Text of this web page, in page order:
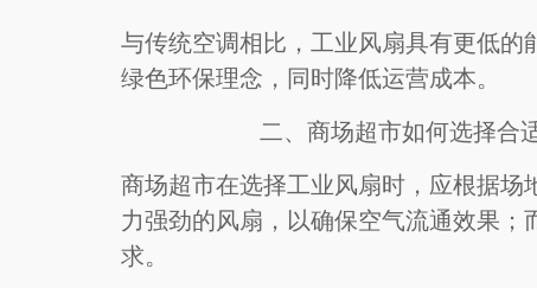
与传统空调相比，工业风扇具有更低
绿色环保理念，同时降低运营成本。
二、商场超市如何选择合
商场超市在选择工业风扇时，应根据
力强劲的风扇，以确保空气流通效果
求。
姓名